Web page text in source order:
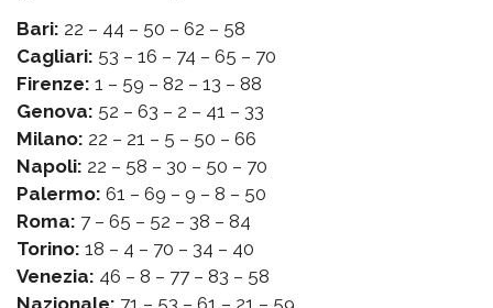
Bari: 22 – 44 – 50 – 62 – 58
Cagliari: 53 – 16 – 74 – 65 – 70
Firenze: 1 – 59 – 82 – 13 – 88
Genova: 52 – 63 – 2 – 41 – 33
Milano: 22 – 21 – 5 – 50 – 66
Napoli: 22 – 58 – 30 – 50 – 70
Palermo: 61 – 69 – 9 – 8 – 50
Roma: 7 – 65 – 52 – 38 – 84
Torino: 18 – 4 – 70 – 34 – 40
Venezia: 46 – 8 – 77 – 83 – 58
Nazionale: 71 – 53 – 61 – 21 – 59